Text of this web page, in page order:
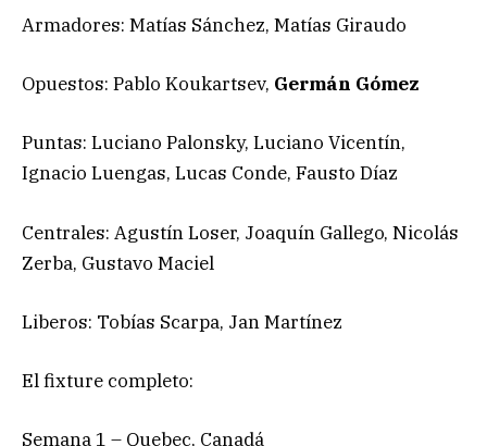
Armadores: Matías Sánchez, Matías Giraudo
Opuestos: Pablo Koukartsev, Germán Gómez
Puntas: Luciano Palonsky, Luciano Vicentín,
Ignacio Luengas, Lucas Conde, Fausto Díaz
Centrales: Agustín Loser, Joaquín Gallego, Nicolás
Zerba, Gustavo Maciel
Liberos: Tobías Scarpa, Jan Martínez
El fixture completo:
Semana 1 – Quebec, Canadá